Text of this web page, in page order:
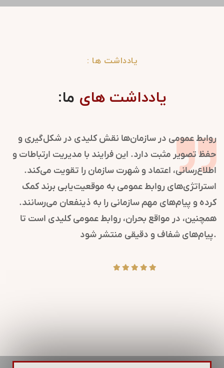
یادداشت ها :
یادداشت های ما:
روابط عمومی در سازمان‌ها نقش کلیدی در شکل‌گیری و
حفظ تصویر مثبت دارد. این فرایند با مدیریت ارتباطات و
اطلاع‌رسانی، اعتماد و شهرت سازمان را تقویت می‌کند.
استراتژی‌های روابط عمومی به موقعیت‌یابی برند کمک
کرده و پیام‌های مهم سازمانی را به ذینفعان می‌رسانند.
همچنین، در مواقع بحران، روابط عمومی کلیدی است تا
پیام‌های شفاف و دقیقی منتشر شود.